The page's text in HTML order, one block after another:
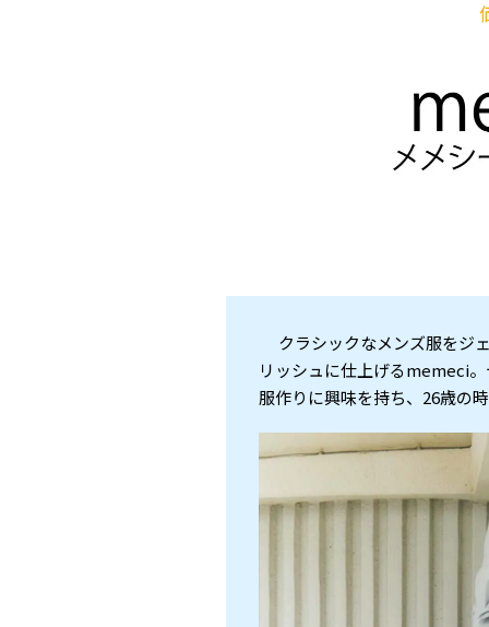
クラシックなメンズ服をジ
リッシュに仕上げるmemeci
服作りに興味を持ち、26歳の